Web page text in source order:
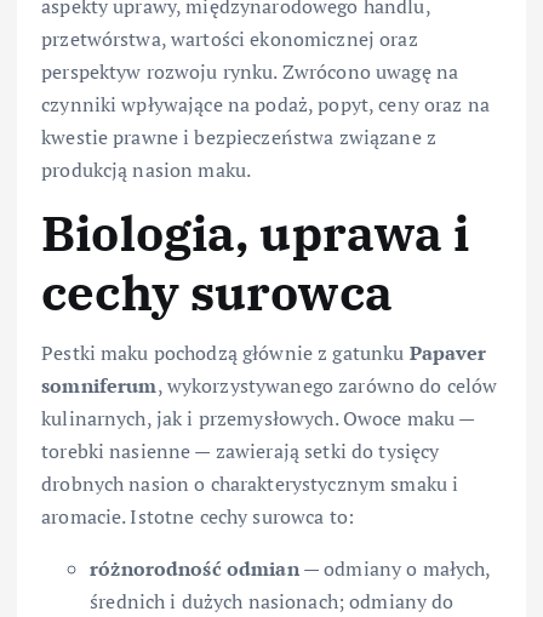
aspekty uprawy, międzynarodowego handlu,
przetwórstwa, wartości ekonomicznej oraz
perspektyw rozwoju rynku. Zwrócono uwagę na
czynniki wpływające na podaż, popyt, ceny oraz na
kwestie prawne i bezpieczeństwa związane z
produkcją nasion maku.
Biologia, uprawa i
cechy surowca
Pestki maku pochodzą głównie z gatunku Papaver
somniferum, wykorzystywanego zarówno do celów
kulinarnych, jak i przemysłowych. Owoce maku —
torebki nasienne — zawierają setki do tysięcy
drobnych nasion o charakterystycznym smaku i
aromacie. Istotne cechy surowca to:
różnorodność odmian— odmiany o małych,
średnich i dużych nasionach; odmiany do